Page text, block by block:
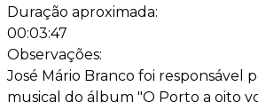
Duração aproximada:
00:03:47
Observações:
José Mário Branco foi responsável
musical do álbum "O Porto a oito